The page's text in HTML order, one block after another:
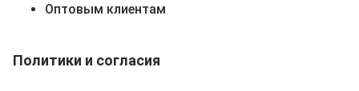
Оптовым клиентам
Политики и согласия